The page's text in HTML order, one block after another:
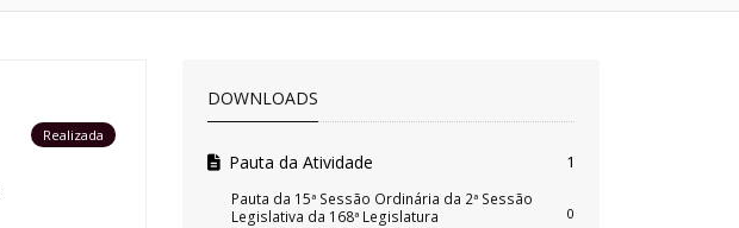
Realizada
DOWNLOADS
Pauta da Atividade 1
Pauta da 15ª Sessão Ordinária da 2ª Sessão
Legislativa da 168ª Legislatura
0